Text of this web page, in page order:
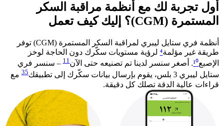
أول تجربة لك مع أنظمة مراقبة السكر
المستمرة (CGM)؟ إليك كيف تعمل​
أنظمة فري ستايل ليبري لمراقبة السكر المستمرة (CGM) توفر
طريقة غير مؤلمة⁴ لرؤية مستويات سكّرك دون الحاجة لوخز
الإصبع¹⁰. أصغر سنسر لدينا تم تصنيعه حتى الآن11 – سنسر فري
ستايل ليبري 3 بلس، يقوم بإرسال بيانات سكّرك إلى تطبيقك
35 مع
قراءات عالية الدقة تصلك كل دقيقة.